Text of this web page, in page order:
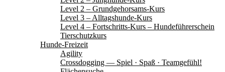
Level 2 – Grundgehorsams-Kurs
Level 3 – Alltagshunde-Kurs
Level 4 – Fortschritts-Kurs – Hundeführerschein
Tierschutzkurs
Hunde-Freizeit
Agility
Crossdogging — Spiel · Spaß · Teamgefühl!